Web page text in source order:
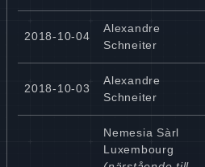
2018-10-04
Alexandre
Schneiter
2018-10-03
Alexandre
Schneiter
Nemesia Sàrl
Luxembourg